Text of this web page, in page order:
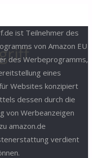
ist Teilnehmer des
von Amazon EU
des Werbeprogramms,
eines
Websites konzipiert
dessen durch die
von Werbeanzeigen
amazon.de
verdient